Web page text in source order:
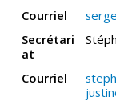
Courriel
Secrétari
at
Courriel